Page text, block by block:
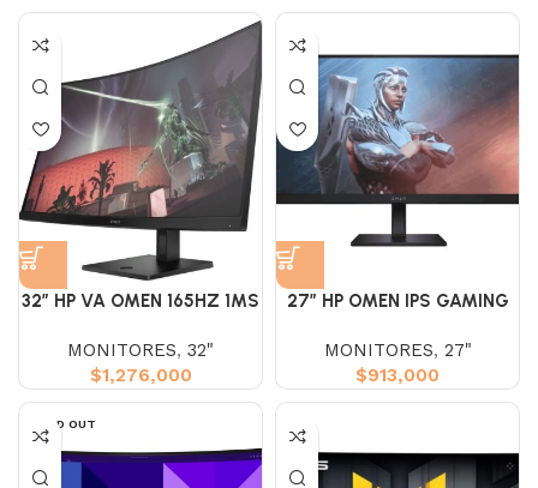
32″ HP VA OMEN 165HZ 1MS
MONITORES, 32"
$1,276,000
27″ HP OMEN IPS GAMING
MONITORES, 27"
$913,000
SOLD OUT